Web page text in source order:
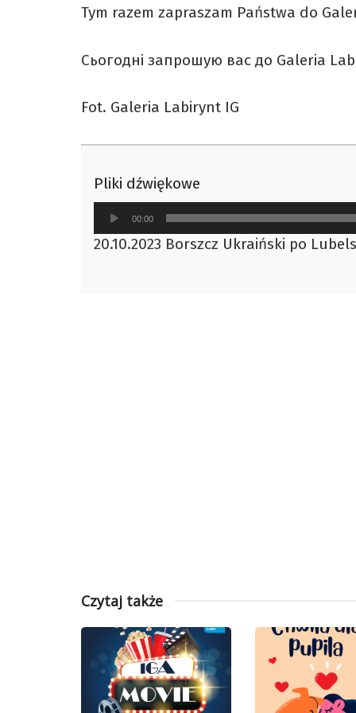
Tym razem zapraszam Państwa do
Сьогодні запрошую вас до Galeria
Fot. Galeria Labirynt IG
Pliki dźwiękowe
Odtwarzacz
plików
dźwiękowych
00:00
20.10.2023 Borszcz Ukraiński po
Czytaj także